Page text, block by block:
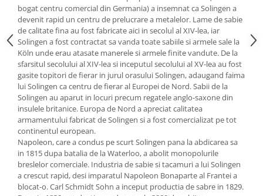
Oale si cratite
Tavi copt
Tigai
Vesela si tacamuri
Boluri
Farfurii
Scurgatoare vase
Seturi de tacamuri
Suporturi pentru tacamuri
Cani
Cesti
Pahare
bogat centru comercial din Germania) a insemnat ca Solingen a
devenit rapid un centru de prelucrare a metalelor. Lame de sabie
de calitate fina au fost fabricate aici in secolul al XIV-lea, iar
Solingen a fost contractat sa vanda toate sabiile si armele sale la
Köln unde erau atasate manerele si armele finite vandute. De la
sfarsitul secolului al XIV-lea si inceputul secolului al XV-lea au fost
gasite topitori de fierar in jurul orasului Solingen, adaugand faima
lui Solingen ca centru de fierar al Europei de Nord. Sabii de la
Solingen au aparut in locuri precum regatele anglo-saxone din
insulele britanice. Europa de Nord a apreciat calitatea
armamentului fabricat de Solingen si a fost comercializat pe tot
continentul european.
Napoleon, care a condus pe scurt Solingen pana la abdicarea sa
in 1815 dupa batalia de la Waterloo, a abolit monopolurile
breslelor comerciale. Industria de sabie si tacamuri a lui Solingen
a crescut rapid, desi imparatul Napoleon Bonaparte al Frantei a
blocat-o. Carl Schmidt Sohn a inceput productia de sabre in 1829.